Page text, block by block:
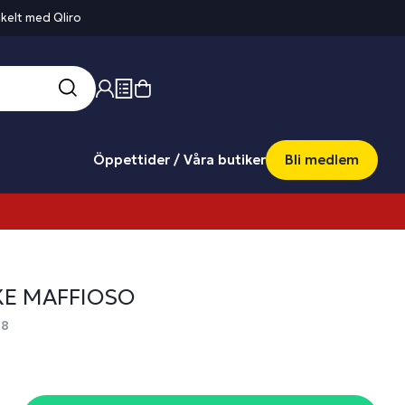
med Qliro
Öppettider / Våra butiker Bli medlem
MAFFIOSO